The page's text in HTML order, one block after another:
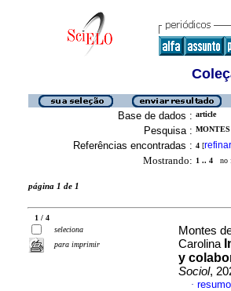
Base de dados : article
Pesquisa :
Referências encontradas : 4 [refinar
Mostrando: 1 .. 4 no
página 1 de 1
1 / 4
seleciona
para imprimir
Montes
Carolina
y
Sociol,
·